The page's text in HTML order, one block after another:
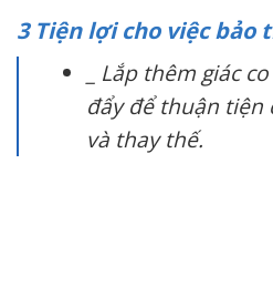
3 Tiện lợi cho việc bảo
_ Lắp thêm giác
đẩy để thuận tiện
và thay thế.